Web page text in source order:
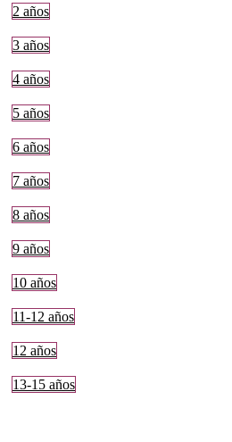
2 años
3 años
4 años
5 años
6 años
7 años
8 años
9 años
10 años
11-12 años
12 años
13-15 años